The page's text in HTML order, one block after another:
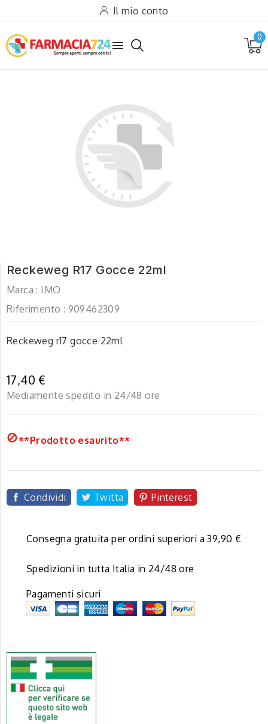
Il mio conto

0
Reckeweg R17 Gocce 22ml
Marca : IMO
Riferimento : 909462309
Reckeweg r17 gocce 22ml
17,40 €
Mediamente spedito in 24/48 ore
**Prodotto esaurito**
Condividi Twitta Pinterest
Consegna gratuita per ordini superiori a 39,90 €
Spedizioni in tutta Italia in 24/48 ore
Pagamenti sicuri